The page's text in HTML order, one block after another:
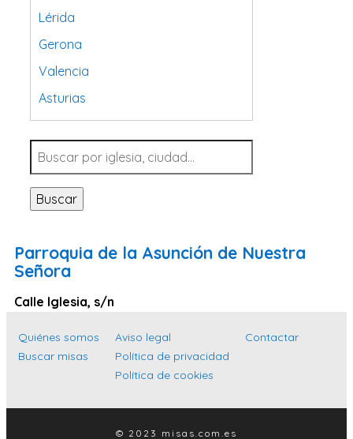
Lérida
Gerona
Valencia
Asturias
Tarragona
Navarra
Valladolid
Sevilla
Santa Cruz de Tenerife
Islas Baleares
Las Palmas
Buscar
Parroquia de la Asunción de Nuestra
Señora
Calle Iglesia, s/n
Quiénes somos
Buscar misas
Aviso legal
Política de privacidad
Política de cookies
Contactar
© 2023 misas.com.es